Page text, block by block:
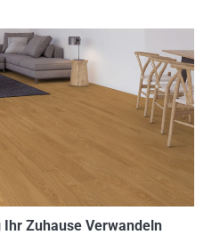
Zuhause Verwandeln